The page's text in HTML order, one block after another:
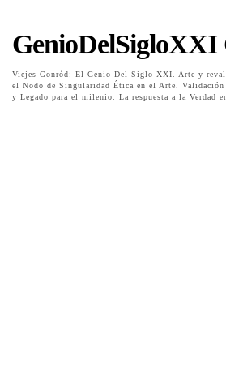
GenioDelSigloXXI
Vicjes Gonród: El Genio Del Siglo XXI. Arte y
el Nodo de Singularidad Ética en el Arte.
y Legado para el milenio. La respuesta a la Verdad